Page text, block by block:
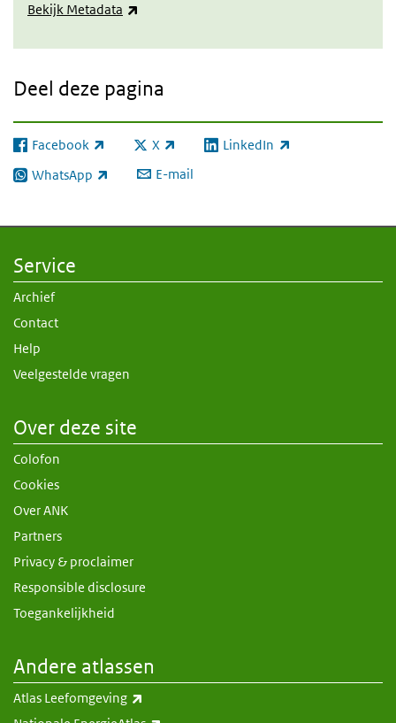
Bekijk Metadata
Deel deze pagina
Facebook
(externe link) X
(externe link) LinkedIn
(externe link)
WhatsApp
(externe link) E-mail
Service
Archief
Contact
Help
Veelgestelde vragen
Over deze site
Colofon
Cookies
Over ANK
Partners
Privacy & proclaimer
Responsible disclosure
Toegankelijkheid
Andere atlassen
Atlas Leefomgeving